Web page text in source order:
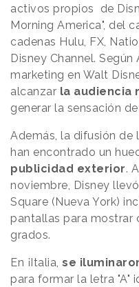
activos propios de
Morning America", del
cadenas Hulu, FX,
Disney Channel.
marketing en Walt
alcanzar la audiencia
generar la sensación
Además, la difusión de
han encontrado un
publicidad exterior.
noviembre, Disney
Square (Nueva York)
pantallas para mostrar
grados.
En ¡Italia, se
para formar la letra "A"